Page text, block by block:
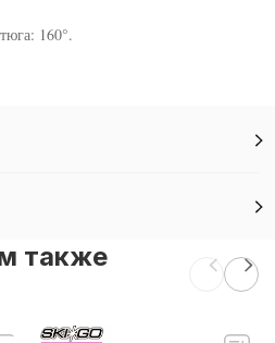
160°.
также